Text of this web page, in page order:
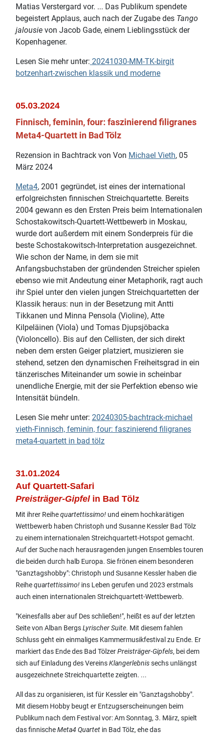
Matias Verstergard vor. ... Das Publikum spendete
begeistert Applaus, auch nach der Zugabe des Tango
jalousie von Jacob Gade, einem Lieblingsstück der
Kopenhagener.
Lesen Sie mehr unter: 20241030-MM-TK-birgit
botzenhart-zwischen klassik und moderne
05.03.2024
Finnisch, feminin, four: faszinierend filigranes
Meta4-Quartett in Bad Tölz
Rezension in Bachtrack von Von Michael Vieth, 05
März 2024
Meta4, 2001 gegründet, ist eines der international
erfolgreichsten finnischen Streichquartette. Bereits
2004 gewann es den Ersten Preis beim Internationalen
Schostakowitsch-Quartett-Wettbewerb in Moskau,
wurde dort außerdem mit einem Sonderpreis für die
beste Schostakowitsch-Interpretation ausgezeichnet.
Wie schon der Name, in dem sie mit
Anfangsbuchstaben der gründenden Streicher spielen
ebenso wie mit Andeutung einer Metaphorik, ragt auch
ihr Spiel unter den vielen jungen Streichquartetten der
Klassik heraus: nun in der Besetzung mit Antti
Tikkanen und Minna Pensola (Violine), Atte
Kilpeläinen (Viola) und Tomas Djupsjöbacka
(Violoncello). Bis auf den Cellisten, der sich direkt
neben dem ersten Geiger platziert, musizieren sie
stehend, setzen den dynamischen Freiheitsgrad in ein
tänzerisches Miteinander um sowie in scheinbar
unendliche Energie, mit der sie Perfektion ebenso wie
Intensität bündeln.
Lesen Sie mehr unter: 20240305-bachtrack-michael
vieth-Finnisch, feminin, four: faszinierend filigranes
meta4-quartett in bad tölz
31.01.2024
Auf Quartett-Safari
Preisträger-Gipfel in Bad Tölz
Mit ihrer Reihequartettissimo! und einem hochkarätigen
Wettbewerb haben Christoph und Susanne Kessler Bad Tölz
zu einem internationalen Streichquartett-Hotspot gemacht.
Auf der Suche nach herausragenden jungen Ensembles touren
die beiden durch halb Europa. Sie frönen einem besonderen
"Ganztagshobby": Christoph und Susanne Kessler haben die
Reihequartettissimo! ins Leben gerufen und 2023 erstmals
auch einen internationalen Streichquartett-Wettbewerb.
"Keinesfalls aber auf Des schließen!", heißt es auf der letzten
Seite von Alban BergsLyrischer Suite. Mit diesem fahlen
Schluss geht ein einmaliges Kammermusikfestival zu Ende. Er
markiert das Ende des Bad TölzerPreisträger-Gipfels, bei dem
sich auf Einladung des VereinsKlangerlebnissechs unlängst
ausgezeichnete Streichquartette zeigten. ...
All das zu organisieren, ist für Kessler ein "Ganztagshobby".
Mit diesem Hobby beugt er Entzugserscheinungen beim
Publikum nach dem Festival vor: Am Sonntag, 3. März, spielt
das finnischeMeta4 Quartet in Bad Tölz, ehe das